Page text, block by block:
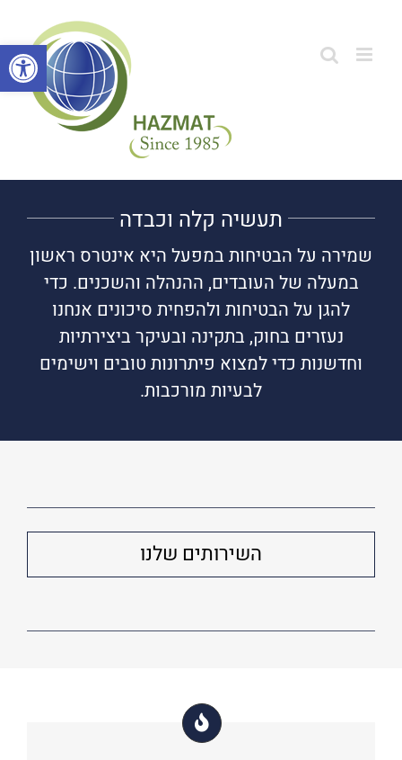
פתח
תעשיה קלה וכבדה
שמירה על הבטיחות במפעל היא אינטרס ראשון
במעלה של העובדים, ההנהלה והשכנים. כדי
להגן על הבטיחות ולהפחית סיכונים אנחנו
נעזרים בחוק, בתקינה ובעיקר ביצירתיות
וחדשנות כדי למצוא פיתרונות טובים וישימים
לבעיות מורכבות.
השירותים שלנו